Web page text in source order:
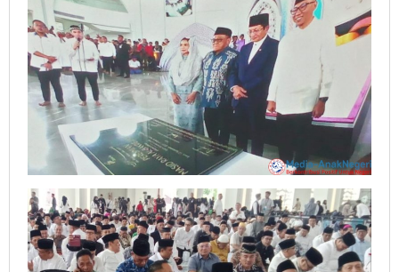
Jadi
Kehormatan